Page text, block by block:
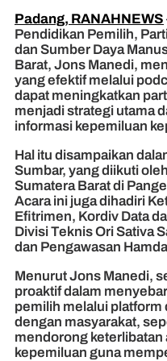
Padang, RANAHNEWS
Pendidikan Pemilih,
dan Sumber Daya
Barat, Jons Manedi,
yang efektif melalui
dapat meningkatkan
menjadi strategi utama
informasi kepemiluan
Hal itu disampaikan
Sumbar, yang diikuti
Sumatera Barat di
Acara ini juga dihadiri
Efitrimen, Kordiv Data
Divisi Teknis Ori Sativa
dan Pengawasan
Menurut Jons Manedi,
proaktif dalam
pemilih melalui platform
dengan masyarakat,
mendorong
kepemiluan guna